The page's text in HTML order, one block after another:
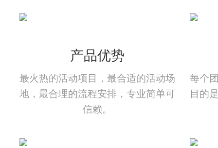
产品优势
最火热的活动项目，最合适的活动场
地，最合理的流程安排，专业简单可
信赖。
每个
目的